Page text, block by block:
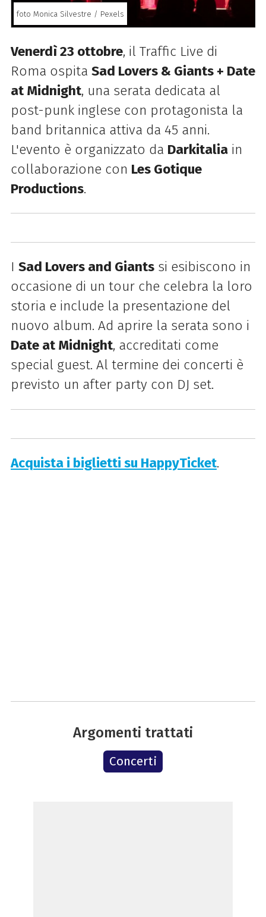
foto Monica Silvestre / Pexels
Venerdì 23 ottobre, il Traffic Live di
Roma ospita Sad Lovers & Giants + Date
at Midnight, una serata dedicata al
post-punk inglese con protagonista la
band britannica attiva da 45 anni.
L'evento è organizzato da Darkitaliain
collaborazione con Les Gotique
Productions.
I Sad Lovers and Giantssi esibiscono in
occasione di un tour che celebra la loro
storia e include la presentazione del
nuovo album. Ad aprire la serata sono i
Date at Midnight, accreditati come
special guest. Al termine dei concerti è
previsto un after party con DJ set.
Acquista i biglietti su HappyTicket.
Argomenti trattati
Concerti